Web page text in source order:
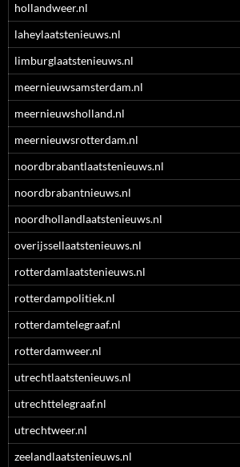
hollandweer.nl
laheylaatstenieuws.nl
limburglaatstenieuws.nl
meernieuwsamsterdam.nl
meernieuwsholland.nl
meernieuwsrotterdam.nl
noordbrabantlaatstenieuws.nl
noordbrabantnieuws.nl
noordhollandlaatstenieuws.nl
overijssellaatstenieuws.nl
rotterdamlaatstenieuws.nl
rotterdampolitiek.nl
rotterdamtelegraaf.nl
rotterdamweer.nl
utrechtlaatstenieuws.nl
utrechttelegraaf.nl
utrechtweer.nl
zeelandlaatstenieuws.nl